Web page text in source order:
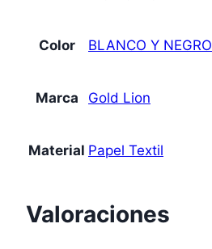
Color BLANCO Y NEGRO
Marca Gold Lion
Material Papel Textil
Valoraciones